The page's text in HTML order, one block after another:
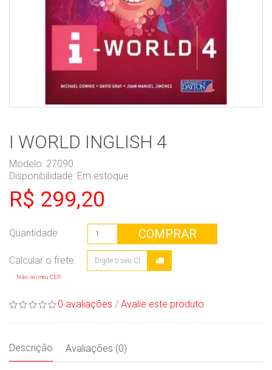
I WORLD INGLISH 4
Modelo: 27090
Disponibilidade: Em estoque
R$ 299,20
Quantidade COMPRAR
Não sei meu CEP
0 avaliações / Avalie este produto
Descrição Avaliações (0)